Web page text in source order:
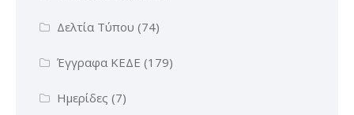
Δελτία Τύπου (74)
Έγγραφα ΚΕΔΕ (179)
Ημερίδες (7)